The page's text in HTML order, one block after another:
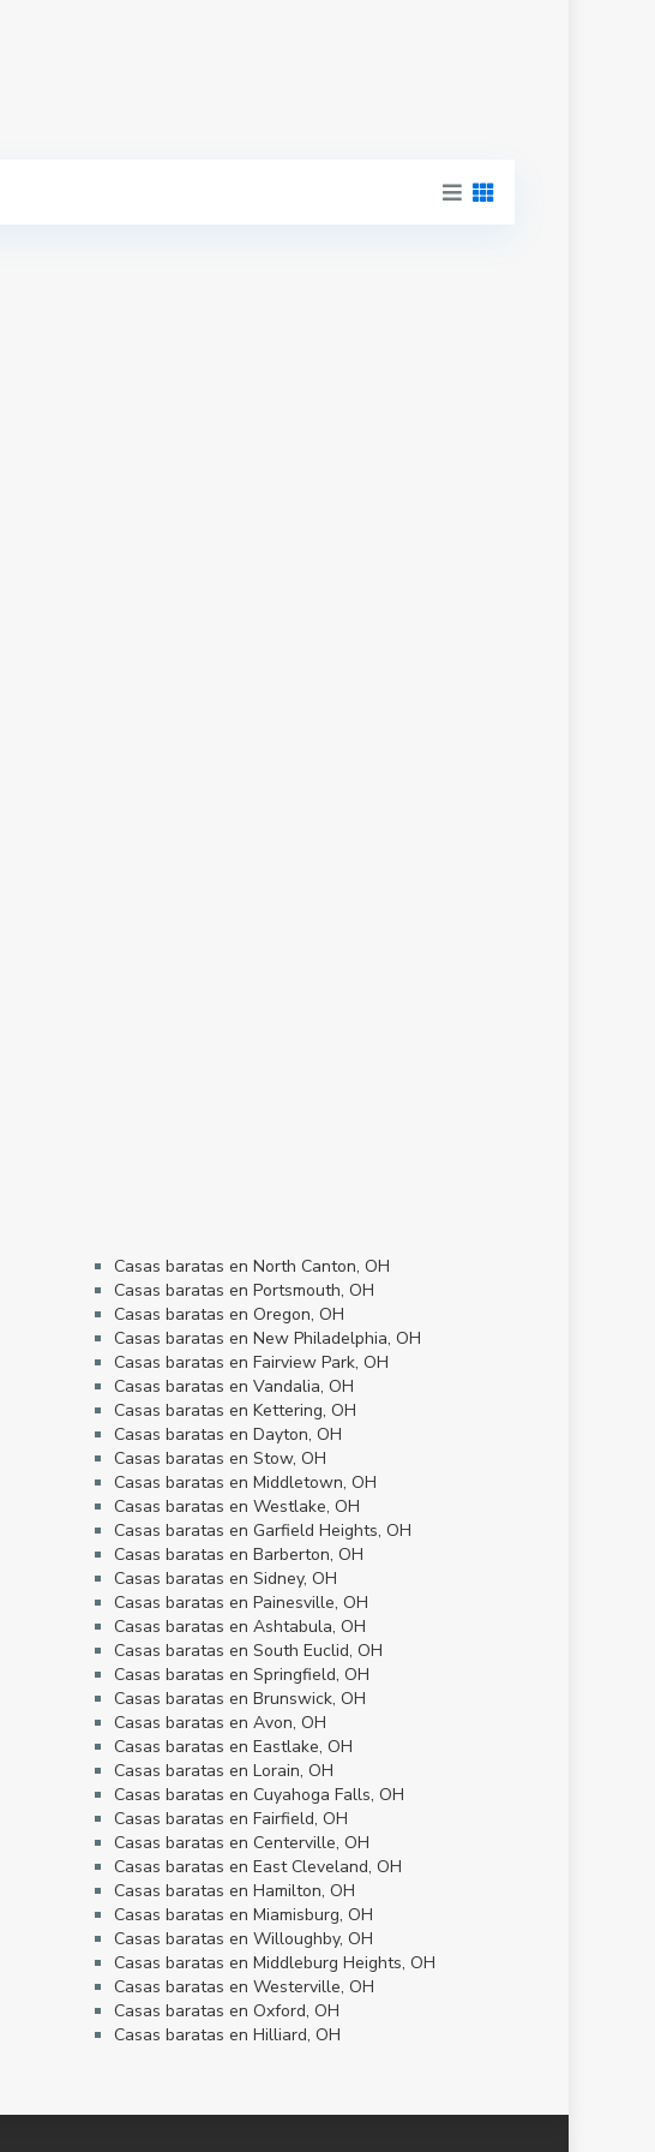
Casas baratas en North Canton, OH
Casas baratas en Portsmouth, OH
Casas baratas en Oregon, OH
Casas baratas en New Philadelphia, OH
Casas baratas en Fairview Park, OH
Casas baratas en Vandalia, OH
Casas baratas en Kettering, OH
Casas baratas en Dayton, OH
Casas baratas en Stow, OH
Casas baratas en Middletown, OH
Casas baratas en Westlake, OH
Casas baratas en Garfield Heights, OH
Casas baratas en Barberton, OH
Casas baratas en Sidney, OH
Casas baratas en Painesville, OH
Casas baratas en Ashtabula, OH
Casas baratas en South Euclid, OH
Casas baratas en Springfield, OH
Casas baratas en Brunswick, OH
Casas baratas en Avon, OH
Casas baratas en Eastlake, OH
Casas baratas en Lorain, OH
Casas baratas en Cuyahoga Falls, OH
Casas baratas en Fairfield, OH
Casas baratas en Centerville, OH
Casas baratas en East Cleveland, OH
Casas baratas en Hamilton, OH
Casas baratas en Miamisburg, OH
Casas baratas en Willoughby, OH
Casas baratas en Middleburg Heights, OH
Casas baratas en Westerville, OH
Casas baratas en Oxford, OH
Casas baratas en Hilliard, OH